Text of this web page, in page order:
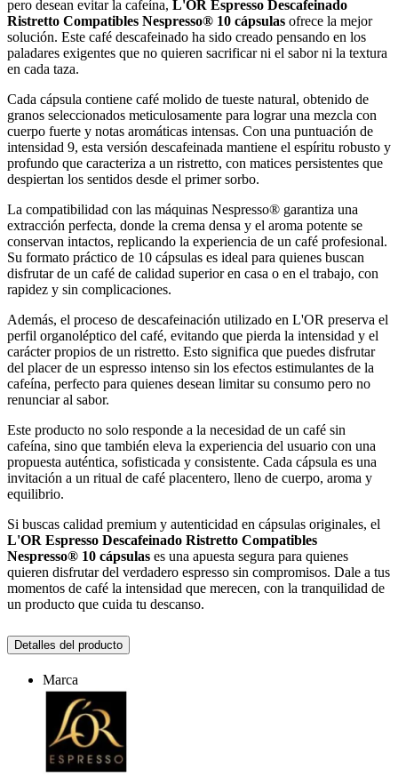
pero desean evitar la cafeína, L'OR Espresso Descafeinado
Ristretto Compatibles Nespresso® 10 cápsulas ofrece la mejor
solución. Este café descafeinado ha sido creado pensando en los
paladares exigentes que no quieren sacrificar ni el sabor ni la textura
en cada taza.
Cada cápsula contiene café molido de tueste natural, obtenido de
granos seleccionados meticulosamente para lograr una mezcla con
cuerpo fuerte y notas aromáticas intensas. Con una puntuación de
intensidad 9, esta versión descafeinada mantiene el espíritu robusto y
profundo que caracteriza a un ristretto, con matices persistentes que
despiertan los sentidos desde el primer sorbo.
La compatibilidad con las máquinas Nespresso® garantiza una
extracción perfecta, donde la crema densa y el aroma potente se
conservan intactos, replicando la experiencia de un café profesional.
Su formato práctico de 10 cápsulas es ideal para quienes buscan
disfrutar de un café de calidad superior en casa o en el trabajo, con
rapidez y sin complicaciones.
Además, el proceso de descafeinación utilizado en L'OR preserva el
perfil organoléptico del café, evitando que pierda la intensidad y el
carácter propios de un ristretto. Esto significa que puedes disfrutar
del placer de un espresso intenso sin los efectos estimulantes de la
cafeína, perfecto para quienes desean limitar su consumo pero no
renunciar al sabor.
Este producto no solo responde a la necesidad de un café sin
cafeína, sino que también eleva la experiencia del usuario con una
propuesta auténtica, sofisticada y consistente. Cada cápsula es una
invitación a un ritual de café placentero, lleno de cuerpo, aroma y
equilibrio.
Si buscas calidad premium y autenticidad en cápsulas originales, el
L'OR Espresso Descafeinado Ristretto Compatibles
Nespresso® 10 cápsulas es una apuesta segura para quienes
quieren disfrutar del verdadero espresso sin compromisos. Dale a tus
momentos de café la intensidad que merecen, con la tranquilidad de
un producto que cuida tu descanso.
Detalles del producto
Marca